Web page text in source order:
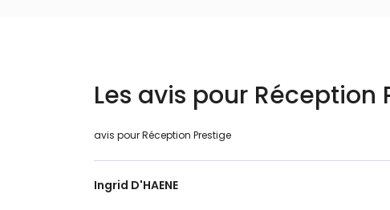
Les avis pour
avis pour Réception Prestige
Ingrid D'HAENE